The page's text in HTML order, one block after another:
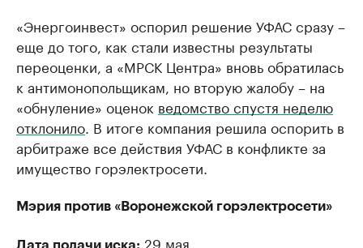
«Энергоинвест» оспорил решение УФАС сразу –
еще до того, как стали известны результаты
переоценки, а «МРСК Центра» вновь обратилась
к антимонопольщикам, но вторую жалобу – на
«обнуление» оценок ведомство спустя неделю
отклонило . В итоге компания решила оспорить в
арбитраже все действия УФАС в конфликте за
имущество горэлектросети.
Мэрия против «Воронежской горэлектросети»
Дата подачи иска: 29 мая